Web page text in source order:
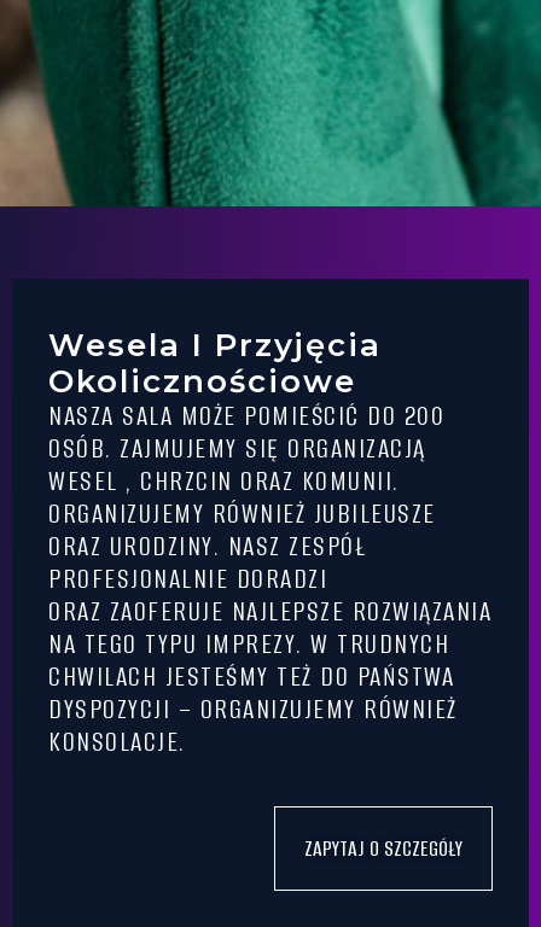
Wesela I Przyjęcia
Okolicznościowe
NASZA SALA MOŻE POMIEŚCIĆ DO 200
OSÓB. ZAJMUJEMY SIĘ ORGANIZACJĄ
WESEL , CHRZCIN ORAZ KOMUNII.
ORGANIZUJEMY RÓWNIEŻ JUBILEUSZE
ORAZ URODZINY. NASZ ZESPÓŁ
PROFESJONALNIE DORADZI
ORAZ ZAOFERUJE NAJLEPSZE ROZWIĄZANIA
NA TEGO TYPU IMPREZY. W TRUDNYCH
CHWILACH JESTEŚMY TEŻ DO PAŃSTWA
DYSPOZYCJI – ORGANIZUJEMY RÓWNIEŻ
KONSOLACJE.
ZAPYTAJ O SZCZEGÓŁY